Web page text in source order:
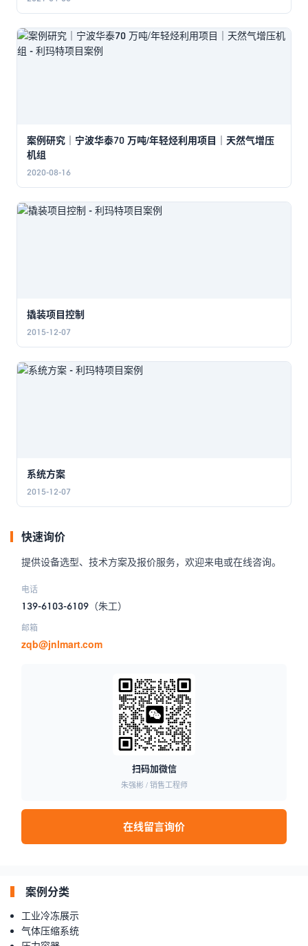
案例研究｜宁波华泰70 万吨/年轻烃利用项目｜天然气增压
机组
2020-08-16
撬装项目控制
2015-12-07
系统方案
2015-12-07
快速询价
提供设备选型、技术方案及报价服务，欢迎来电或在线咨询。
电话
139-6103-6109 （朱工）
邮箱
zqb@jnlmart.com
扫码加微信
朱强彬 / 销售工程师
在线留言询价
案例分类
工业冷冻展示
气体压缩系统